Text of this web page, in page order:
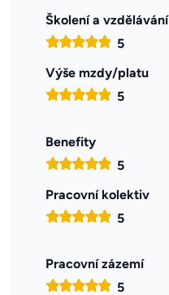
Školení a vzdělávání
5
Výše mzdy/platu
5
Benefity
5
Pracovní kolektiv
5
Pracovní zázemí
5